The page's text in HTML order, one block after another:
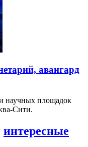
авангард
научных площадок
Сити.
интересные